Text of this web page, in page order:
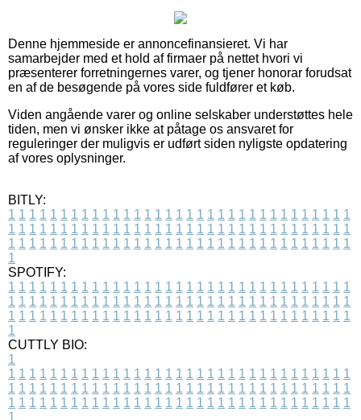
Denne hjemmeside er annoncefinansieret. Vi har
samarbejder med et hold af firmaer på nettet hvori vi
præsenterer forretningernes varer, og tjener honorar forudsat
en af de besøgende på vores side fuldfører et køb.
Viden angående varer og online selskaber understøttes hele
tiden, men vi ønsker ikke at påtage os ansvaret for
reguleringer der muligvis er udført siden nyligste opdatering
af vores oplysninger.
BITLY:
1 1 1 1 1 1 1 1 1 1 1 1 1 1 1 1 1 1 1 1 1 1 1 1 1 1 1 1 1 1 1 1 1
1 1 1 1 1 1 1 1 1 1 1 1 1 1 1 1 1 1 1 1 1 1 1 1 1 1 1 1 1 1 1 1 1
1 1 1 1 1 1 1 1 1 1 1 1 1 1 1 1 1 1 1 1 1 1 1 1 1 1 1 1 1 1 1 1 1
1
SPOTIFY:
1 1 1 1 1 1 1 1 1 1 1 1 1 1 1 1 1 1 1 1 1 1 1 1 1 1 1 1 1 1 1 1 1
1 1 1 1 1 1 1 1 1 1 1 1 1 1 1 1 1 1 1 1 1 1 1 1 1 1 1 1 1 1 1 1 1
1 1 1 1 1 1 1 1 1 1 1 1 1 1 1 1 1 1 1 1 1 1 1 1 1 1 1 1 1 1 1 1 1
1
CUTTLY BIO:
1
1 1 1 1 1 1 1 1 1 1 1 1 1 1 1 1 1 1 1 1 1 1 1 1 1 1 1 1 1 1 1 1 1
1 1 1 1 1 1 1 1 1 1 1 1 1 1 1 1 1 1 1 1 1 1 1 1 1 1 1 1 1 1 1 1 1
1 1 1 1 1 1 1 1 1 1 1 1 1 1 1 1 1 1 1 1 1 1 1 1 1 1 1 1 1 1 1 1 1
1